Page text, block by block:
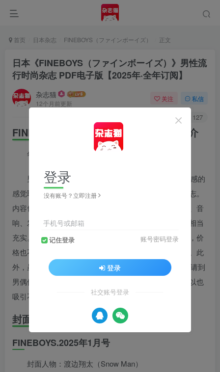
首页 日本杂志 FINEBOYS（ファインボーイズ） 正文
日本《FINEBOYS（ファインボーイズ）》男性流
行时尚杂志 PDF电子版【2025年·全年订阅】
杂志猫
12个月前更新
关注 私信
920 127
FINEBOYS（ファインボーイズ）内容简介
年轻男性的时尚入门参考
男性时尚杂志FINE BOYS，服装风格以简单又有质感的
感觉取胜，是影响许多年轻男性穿着打扮的实用性流行志。
内容也不单只有服饰而已，生活小物、车、电脑、运动、音
响、发型、保养、电影…等等话题，都包括其中，内容相当
充实。而里面所介绍的商品，不但具备了一定的设计感，价
格也不会难以亲近，很适合流行时尚的入门者作为参考。此
外，虽然FINE BOYS是以讨论男性时尚为主，但由于常请到
男偶像担任封面人物，并且也为他们企划封面特集，所以也
吸引不少女性购买哦。
封面故事
FINEBOYS.2025年1月号
封面人物：渡边翔太（Snow Man）
登录
没有账号？立即注册
手机号或邮箱
记住登录 账号密码登录
登录
社交账号登录